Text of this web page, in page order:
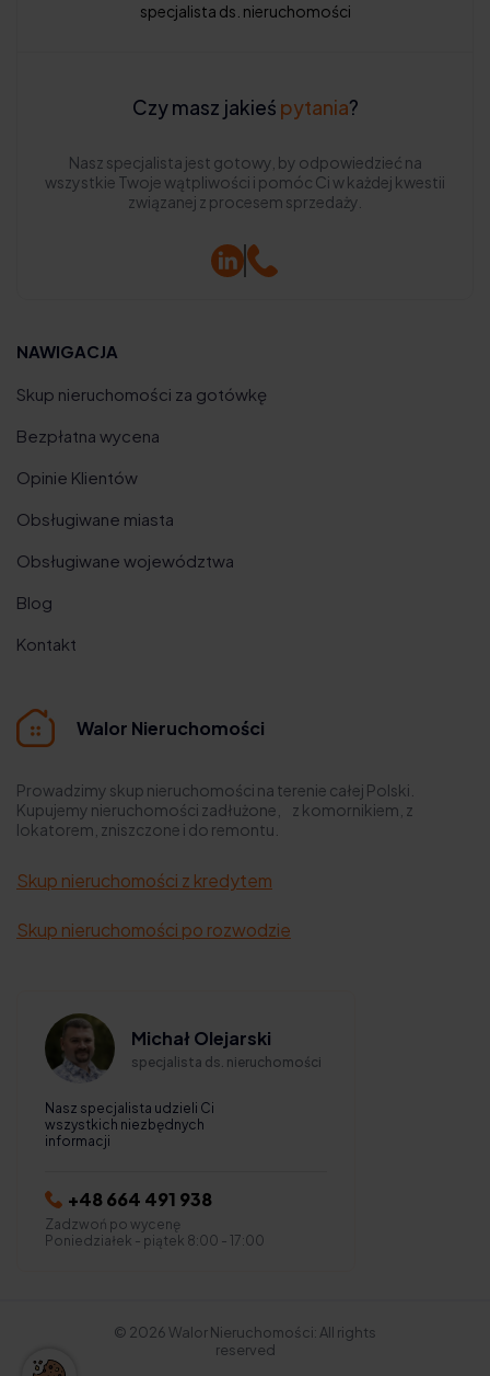
specjalista ds. nieruchomości
Czy masz jakieś pytania?
Nasz specjalista jest gotowy, by odpowiedzieć na
wszystkie Twoje wątpliwości i pomóc Ci w każdej kwestii
związanej z procesem sprzedaży.
Walor Nieruchomości
Prowadzimy skup nieruchomości na terenie całej Polski.
Kupujemy nieruchomości zadłużone, z komornikiem, z
lokatorem, zniszczone i do remontu.
Skup nieruchomości z kredytem
Skup nieruchomości po rozwodzie
NAWIGACJA
Skup nieruchomości za gotówkę
Bezpłatna wycena
Opinie Klientów
Obsługiwane miasta
Obsługiwane województwa
Blog
Kontakt
Michał Olejarski
specjalista ds. nieruchomości
Nasz specjalista udzieli Ci
wszystkich niezbędnych
informacji
+48 664 491 938
Zadzwoń po wycenę
Poniedziałek - piątek 8:00 - 17:00
© 2026 Walor Nieruchomości: All rights
reserved